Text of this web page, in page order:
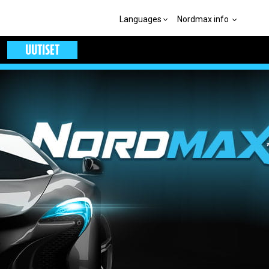
Languages Nordmax info
UUTISET